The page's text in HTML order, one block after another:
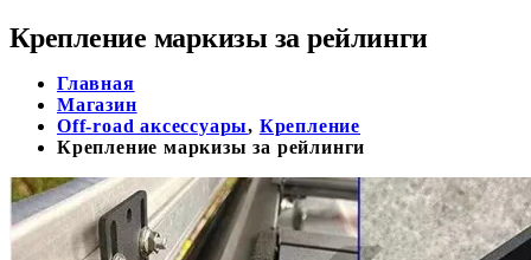
Крепление маркизы за рейлинги
Главная
Магазин
Off-road аксессуары, Крепление
Крепление маркизы за рейлинги